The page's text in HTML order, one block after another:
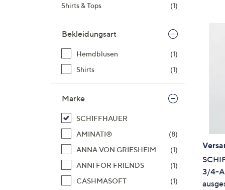
Shirts & Tops
(1)
Bekleidungsart
Hemdblusen
(1)
Shirts
(1)
Marke
SCHIFFHAUER
AMINATI®
(8)
ANNA VON GRIESHEIM
(1)
ANNI FOR FRIENDS
(1)
CASHMASOFT
(1)
3/4-